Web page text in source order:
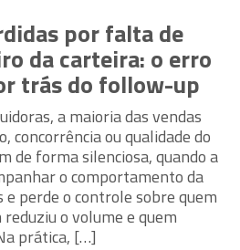
por falta de
da carteira: o erro
trás do follow-up
a maioria das vendas
concorrência ou qualidade do
de forma silenciosa, quando a
o comportamento da
perde o controle sobre quem
o volume e quem
prática, […]